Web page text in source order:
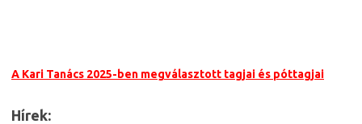
A Kari Tanács 2025-ben megválasztott tagjai és póttagjai
Hírek: